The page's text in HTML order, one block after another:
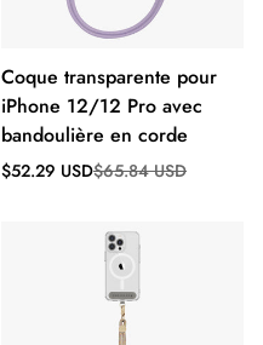
Coque transparente pour
iPhone 12/12 Pro avec
bandoulière en corde
Prix
$52.29 USD
Prix
$65.84 USD